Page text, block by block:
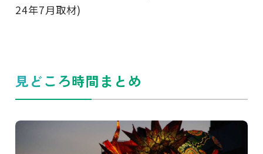
24年7月取材)
見どころ時間まとめ